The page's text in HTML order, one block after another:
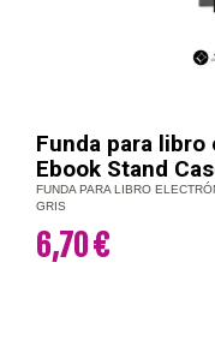
Funda para
Ebook Stand
FUNDA PARA LIBRO
GRIS
6,70 €